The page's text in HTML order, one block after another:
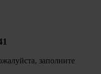
заполните